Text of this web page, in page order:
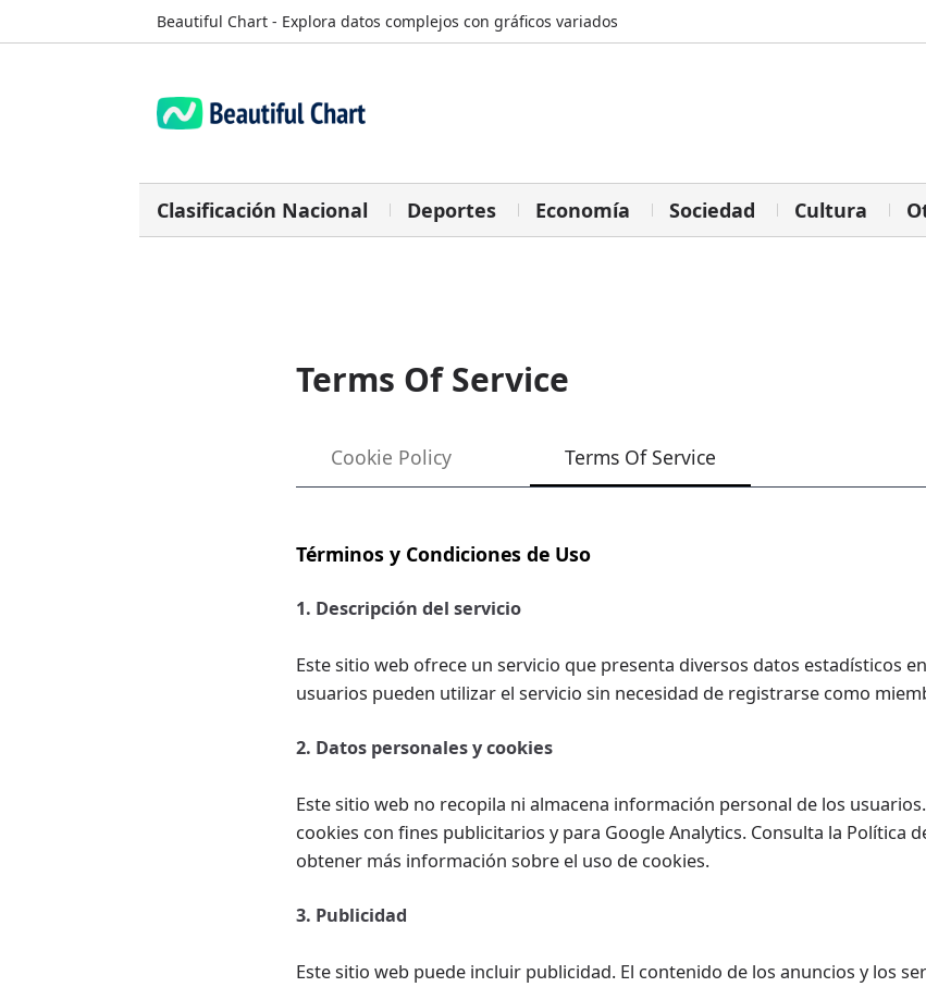
Beautiful Chart - Explora datos complejos con gráficos variados
Clasificación Nacional Deportes Economía Sociedad Cultura
Terms Of Service
Cookie Policy Terms Of Service
Términos y Condiciones de Uso
1. Descripción del servicio
Este sitio web ofrece un servicio que presenta diversos datos estadísticos
usuarios pueden utilizar el servicio sin necesidad de registrarse como
2. Datos personales y cookies
Este sitio web no recopila ni almacena información personal de los
cookies con fines publicitarios y para Google Analytics. Consulta la Política
obtener más información sobre el uso de cookies.
3. Publicidad
Este sitio web puede incluir publicidad. El contenido de los anuncios y los